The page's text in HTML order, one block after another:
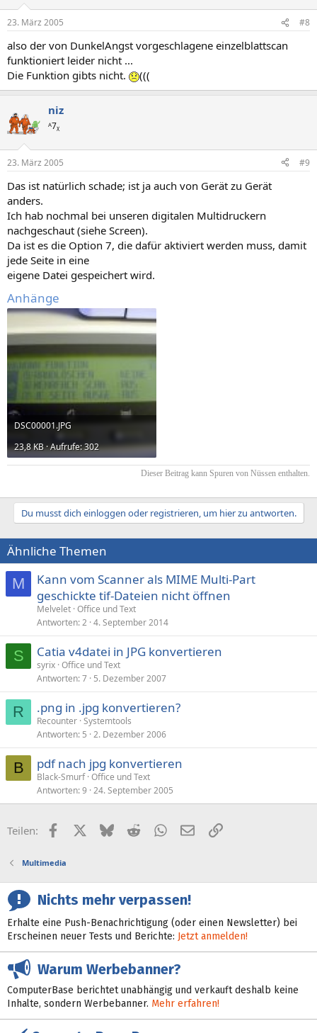
23. März 2005 #8
also der von DunkelAngst vorgeschlagene einzelblattscan
funktioniert leider nicht ...
Die Funktion gibts nicht.
(((
niz
ᴬ7ᵪ
23. März 2005 #9
Das ist natürlich schade; ist ja auch von Gerät zu Gerät
anders.
Ich hab nochmal bei unseren digitalen Multidruckern
nachgeschaut (siehe Screen).
Da ist es die Option 7, die dafür aktiviert werden muss, damit
jede Seite in eine
eigene Datei gespeichert wird.
Anhänge
DSC00001.JPG
23,8 KB · Aufrufe: 302
Dieser Beitrag kann Spuren von Nüssen enthalten.​
Du musst dich einloggen oder registrieren, um hier zu antworten.
Ähnliche Themen
M
Kann vom Scanner als MIME Multi-Part
geschickte tif-Dateien nicht öffnen
Melvelet Office und Text
Antworten 2 4. September 2014
S Catia v4datei in JPG konvertieren
syrix Office und Text
Antworten 7 5. Dezember 2007
R .png in .jpg konvertieren?
Recounter Systemtools
Antworten 5 2. Dezember 2006
B pdf nach jpg konvertieren
Black-Smurf Office und Text
Antworten 9 24. September 2005
Teilen: FacebookX (Twitter)
BlueskyRedditWhatsApp
E-MailLink
Multimedia
Nichts mehr verpassen!
Erhalte eine Push-Benachrichtigung (oder einen Newsletter) bei
Erscheinen neuer Tests und Berichte: Jetzt anmelden!
Warum Werbebanner?
ComputerBase berichtet unabhängig und verkauft deshalb keine
Inhalte, sondern Werbebanner. Mehr erfahren!